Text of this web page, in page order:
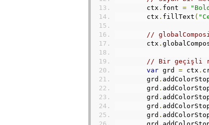
        ctx
. font =
        ctx
. fillText (
//
        ctx
.
// Bir geçişli
var grd = ctx .
        grd
.
        grd
.
        grd
.
        grd
.
        grd
.